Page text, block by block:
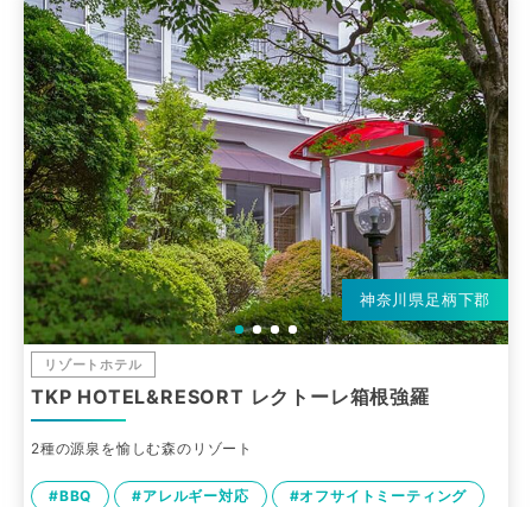
神奈川県足柄下郡
リゾートホテル
TKP HOTEL&RESORT レクトーレ箱根強羅
2種の源泉を愉しむ森のリゾート
#BBQ #アレルギー対応 #オフサイトミーティング